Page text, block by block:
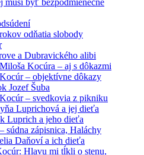
odňatia slobody
a Dubravického alibi
Kocúra – aj s dôkazmi
– objektívne dôkazy
Jozef Šuba
– svedkovia z pikniku
Luprichová a jej dieťa
Luprich a jeho dieťa
súdna zápisnica, Haláchy
Daňoví a ich dieťa
Hlavu mi tĺkli o stenu,